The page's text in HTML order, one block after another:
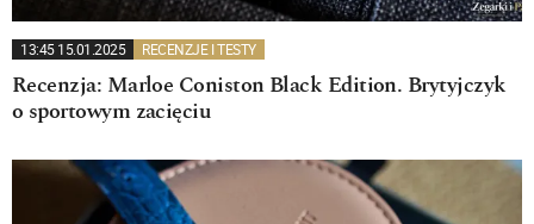
13:45 15.01.2025 RECENZJE I TESTY
Recenzja: Marloe Coniston Black Edition. Brytyjczyk
o sportowym zacięciu